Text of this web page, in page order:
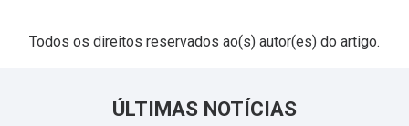
Todos os direitos reservados ao(s) autor(es) do artigo.
ÚLTIMAS NOTÍCIAS